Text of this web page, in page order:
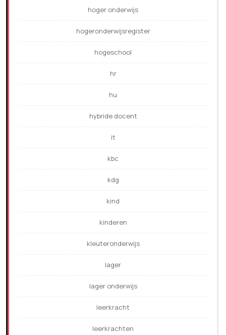
hoger onderwijs
hogeronderwijsregister
hogeschool
hr
hu
hybride docent
it
kbc
kdg
kind
kinderen
kleuteronderwijs
lager
lager onderwijs
leerkracht
leerkrachten